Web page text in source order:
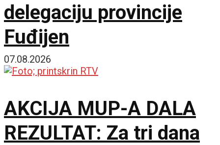
delegaciju provincije
Fuđijen
07.08.2026
AKCIJA MUP-A DALA
REZULTAT: Za tri dana